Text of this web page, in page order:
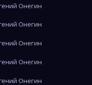
Онегин
Онегин
Онегин
Онегин
Онегин